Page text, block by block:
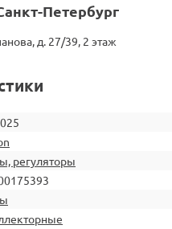
Петербург
д. 27/39, 2 этаж
регуляторы